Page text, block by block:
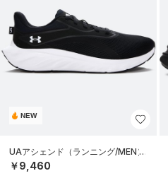
NEW
UAアシェンド（ランニング/MEN）
￥9,460